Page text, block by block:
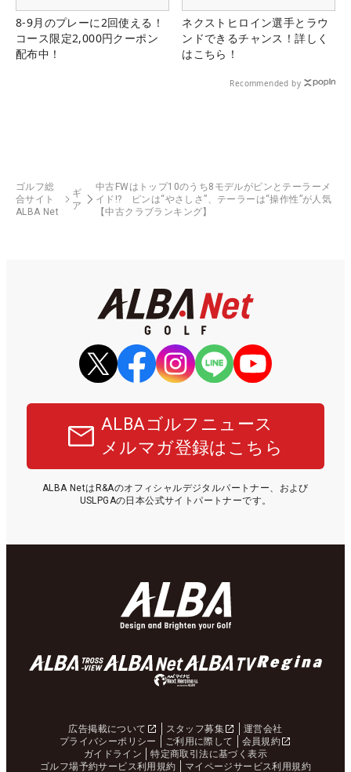
8-9月のプレーに2回使える！
コース限定2,000円クーポン
配布中！
ネクストヒロイン選手とラウ
ンドできるチャンス！詳しく
はこちら！
Recommended by
ゴルフ総
合サイト
ALBA Net
ギ
ア
中古FWはトップ10のうち8モデルがピンとテーラーメ
イド!? ピンは“やさしさ”、テーラーは“操作性”が人気
【中古クラブランキング】
ALBAゴルフニュース
メルマガ登録はこちら
ALBA NetはR&Aのオフィシャルデジタルパートナー、および
USLPGAの日本公式サイトパートナーです。
広告掲載について スタッフ募集
運営会社
プライバシーポリシー
ご利用に際して
会員規約
ガイドライン
特定商取引法に基づく表示
ゴルフ場予約サービス利用規約
マイページサービス利用規約